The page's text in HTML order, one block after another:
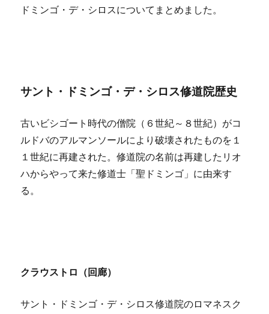
ドミンゴ・デ・シロスについてまとめました。
サント・ドミンゴ・デ・シロス修道院歴史
古いビシゴート時代の僧院（６世紀～８世紀）がコ
ルドバのアルマンソールにより破壊されたものを１
１世紀に再建された。修道院の名前は再建したリオ
ハからやって来た修道士「聖ドミンゴ」に由来す
る。
クラウストロ（回廊）
サント・ドミンゴ・デ・シロス修道院のロマネスク